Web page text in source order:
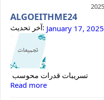
ALGOEITHME24
آخر تحديث: January 17, 2025
Read more